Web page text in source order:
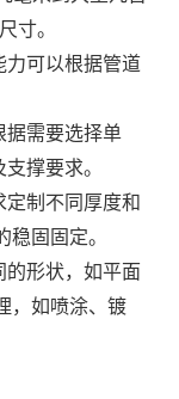
寸。
力可以根据管道
据需要选择单
撑要求。
制不同厚度和
固固定。
的形状，如平面
，如喷涂、镀